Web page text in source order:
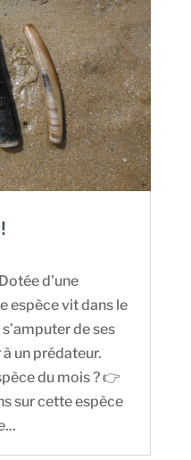
d'une
espèce vit dans le
de ses
un prédateur.
du mois ? 👉
sur cette espèce